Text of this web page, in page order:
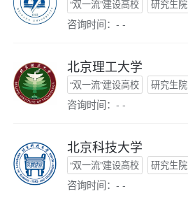
“双一流”建设高校 研究生院
咨询时间：- -
北京理工大学
“双一流”建设高校 研究生院
咨询时间：- -
北京科技大学
“双一流”建设高校 研究生院
咨询时间：- -